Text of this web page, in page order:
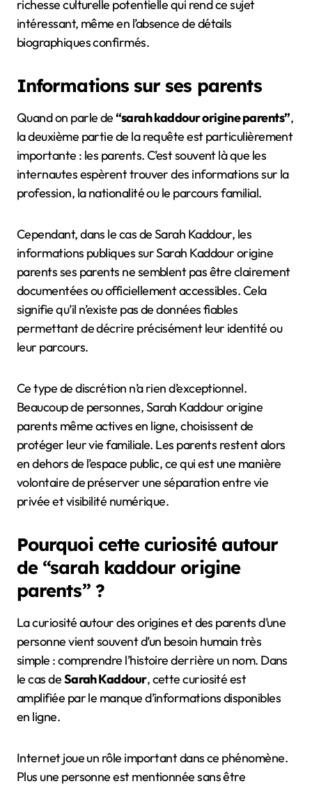
richesse culturelle potentielle qui rend ce sujet
intéressant, même en l’absence de détails
biographiques confirmés.
Informations sur ses parents
Quand on parle de“sarah kaddour origine parents”,
la deuxième partie de la requête est particulièrement
importante : les parents. C’est souvent là que les
internautes espèrent trouver des informations sur la
profession, la nationalité ou le parcours familial.
Cependant, dans le cas de Sarah Kaddour, les
informations publiques sur Sarah Kaddour origine
parents ses parents ne semblent pas être clairement
documentées ou officiellement accessibles. Cela
signifie qu’il n’existe pas de données fiables
permettant de décrire précisément leur identité ou
leur parcours.
Ce type de discrétion n’a rien d’exceptionnel.
Beaucoup de personnes, Sarah Kaddour origine
parents même actives en ligne, choisissent de
protéger leur vie familiale. Les parents restent alors
en dehors de l’espace public, ce qui est une manière
volontaire de préserver une séparation entre vie
privée et visibilité numérique.
Pourquoi cette curiosité autour
de “sarah kaddour origine
parents” ?
La curiosité autour des origines et des parents d’une
personne vient souvent d’un besoin humain très
simple : comprendre l’histoire derrière un nom. Dans
le cas deSarah Kaddour, cette curiosité est
amplifiée par le manque d’informations disponibles
en ligne.
Internet joue un rôle important dans ce phénomène.
Plus une personne est mentionnée sans être